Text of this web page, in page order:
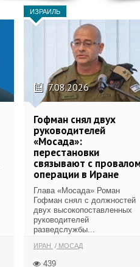
ИЗРАИЛЬ
7.08.2026
Гофман снял двух
руководителей
«Мосада»:
перестановки
связывают с
операции в Иране
Глава «Мосада» Роман
Гофман снял с должностей
двух высокопоставленных
руководителей
разведслужбы...
ИРАН МОСАД
439